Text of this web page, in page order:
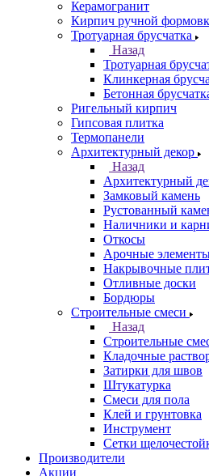
Керамогранит
Кирпич ручной
Тротуарная брусчатка
Назад
Тротуарная
Клинкерная
Бетонная
Ригельный кирпич
Гипсовая плитка
Термопанели
Архитектурный декор
Назад
Архитектурный
Замковый камень
Рустованный
Наличники и
Откосы
Арочные
Накрывочные
Отливные доски
Бордюры
Строительные смеси
Назад
Строительные
Кладочные
Затирки для швов
Штукатурка
Смеси для пола
Клей и грунтовка
Инструмент
Сетки
Производители
Акции